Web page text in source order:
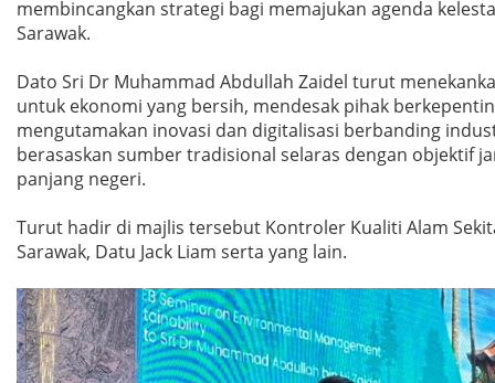
membincangkan strategi bagi memajukan agenda
Sarawak.
Dato Sri Dr Muhammad Abdullah Zaidel turut
untuk ekonomi yang bersih, mendesak pihak
mengutamakan inovasi dan digitalisasi berbanding
berasaskan sumber tradisional selaras dengan objektif
panjang negeri.
Turut hadir di majlis tersebut Kontroler Kualiti Alam
Sarawak, Datu Jack Liam serta yang lain.